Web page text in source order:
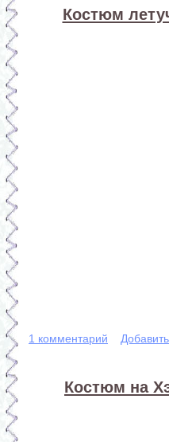
Костюм
1 комментарий
Костюм на